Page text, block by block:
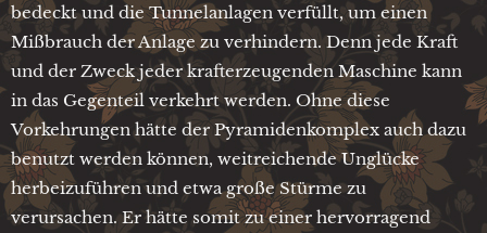
bedeckt und die Tunnelanlagen verfüllt, um einen
Mißbrauch der Anlage zu verhindern. Denn jede Kraft
und der Zweck jeder krafterzeugenden Maschine kann
in das Gegenteil verkehrt werden. Ohne diese
Vorkehrungen hätte der Pyramidenkomplex auch dazu
benutzt werden können, weitreichende Unglücke
herbeizuführen und etwa große Stürme zu
verursachen. Er hätte somit zu einer hervorragend